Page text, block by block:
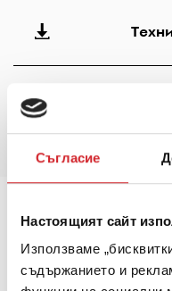
Съгласие
Настоящият сайт
Използваме
съдържанието и
Основна
Total Proof™ Primer